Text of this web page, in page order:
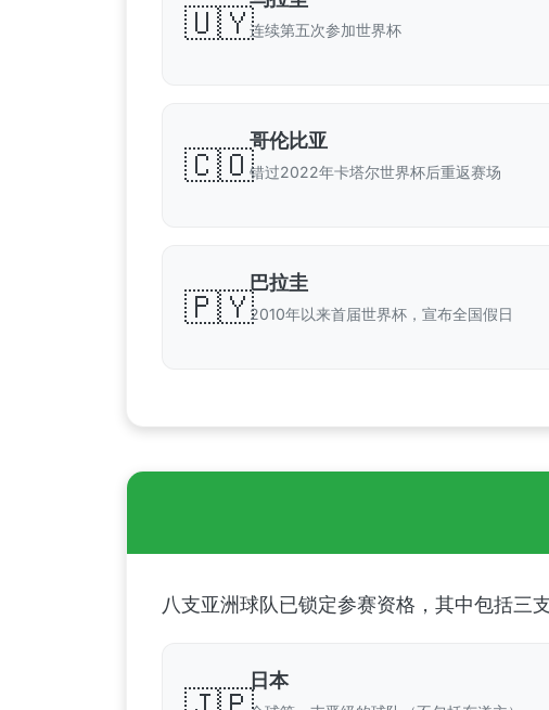
🇺🇾连续第五次参加世界杯
🇨🇴
哥伦比亚
错过2022年卡塔尔世界杯后重返赛场
🇵🇾
巴拉圭
2010年以来首届世界杯，宣布全国假日
八支亚洲球队已锁定参赛资格，其中包括三
日本